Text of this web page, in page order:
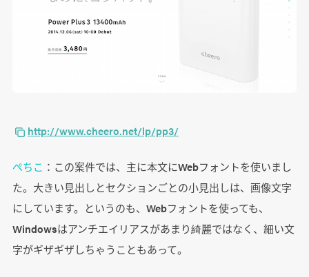
http://www.cheero.net/lp/pp3/
ぺちこ ：この案件では、主に本文にWebフォントを使いまし
た。大きい見出しとセクションごとの小見出しは、画像文字
にしています。というのも、Webフォントを使っても、
Windowsはアンチエイリアスがあまり綺麗ではなく、細い文
字がギザギザしちゃうこともあって。